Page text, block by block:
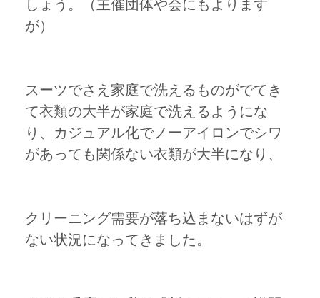
しょう。（主催団体や会にもよります
が）
スーツでさえ家庭で洗えるものがでてき
て衣類の大半が家庭で洗えるようにな
り、カジュアル化でノーアイロンでシワ
があっても関係ない衣類が大半になり、
クリーニング需要が落ち込まないはずが
ない状況になってきました。